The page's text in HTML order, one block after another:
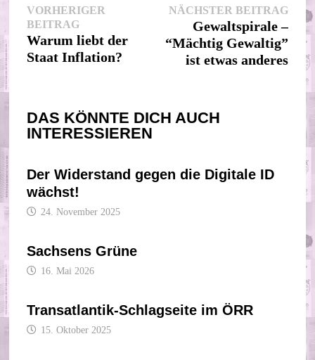
Beitragsnavigation
VORHERIGER
BEITRAGVorheriger
Beitrag:
Warum liebt der
Staat Inflation?
NÄCHSTER BEITRAG
Gewaltspirale –
“Mächtig Gewaltig”
ist etwas anderes
DAS KÖNNTE DICH AUCH
INTERESSIEREN
Der Widerstand gegen die Digitale ID
wächst!
24. November 2025
Sachsens Grüne
16. Mai 2026
Transatlantik-Schlagseite im ÖRR
15. Oktober 2025